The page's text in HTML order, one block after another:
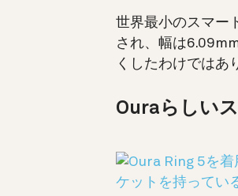
世界最小のスマー
され、幅は
くしたわけではあ
Ouraらしい